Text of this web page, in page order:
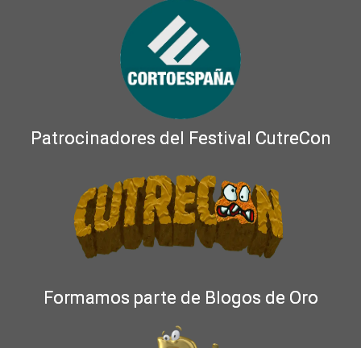
Patrocinadores del Festival CutreCon
Formamos parte de Blogos de Oro